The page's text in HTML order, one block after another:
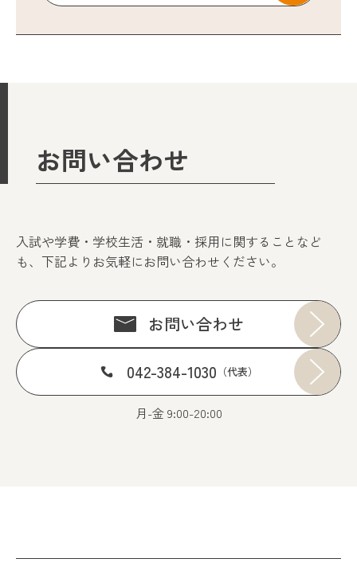
お問い合わせ
入試や学費・学校生活・就職・採用に関することなど
も、下記よりお気軽にお問い合わせください。
お問い合わせ
042-384-1030 （代表）
月-金 9:00-20:00